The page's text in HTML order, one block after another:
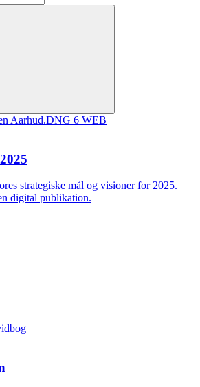
strategiske mål og visioner for 2025.
digital publikation.